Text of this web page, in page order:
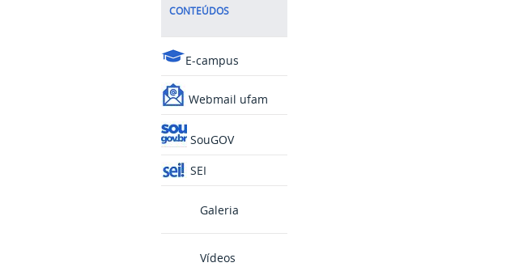
CONTEÚDOS
E-campus
Webmail ufam
SouGOV
SEI
Galeria
Vídeos